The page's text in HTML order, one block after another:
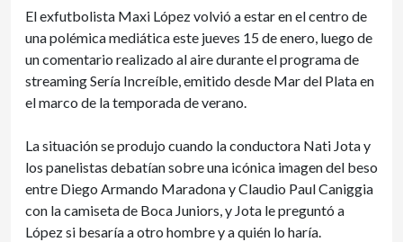
El exfutbolista Maxi López volvió a estar en el centro de
una polémica mediática este jueves 15 de enero, luego de
un comentario realizado al aire durante el programa de
streaming Sería Increíble, emitido desde Mar del Plata en
el marco de la temporada de verano.
La situación se produjo cuando la conductora Nati Jota y
los panelistas debatían sobre una icónica imagen del beso
entre Diego Armando Maradona y Claudio Paul Caniggia
con la camiseta de Boca Juniors, y Jota le preguntó a
López si besaría a otro hombre y a quién lo haría.